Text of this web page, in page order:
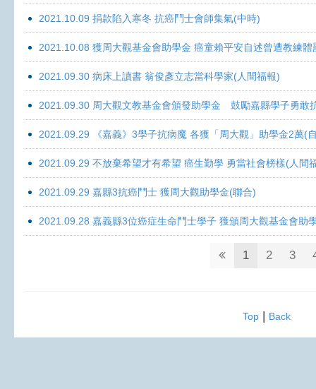
2021.10.09 捐款陷入寒冬 抗癌鬥士會師集氣(中時)
2021.10.08 獲周大觀基金會助學金 癌童賴平安自述曾遭教練體
2021.09.30 病床上讀書 翁俊彥立志當科學家(人間福報)
2021.09.30 周大觀文教基金會頒發助學金 鼓勵嘉縣學子勇敢
2021.09.29 《嘉義》3學子抗病魔 各獲「周大觀」助學金2萬(
2021.09.29 不放棄希望才有希望 癌生勤學 勇當社會榜樣(人間
2021.09.29 嘉縣3抗癌鬥士 獲周大觀助學金(聯合)
2021.09.28 嘉義縣3位癌症生命鬥士學子 獲頒周大觀基金會助
1 2 3
Top| Back